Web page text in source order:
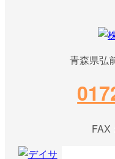
青森県弘
FAX